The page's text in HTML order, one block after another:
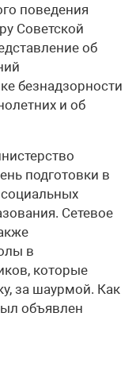
поведения
Советской
об
безнадзорности
и об
подготовки в
Сетевое
в
которые
за шаурмой. Как
объявлен